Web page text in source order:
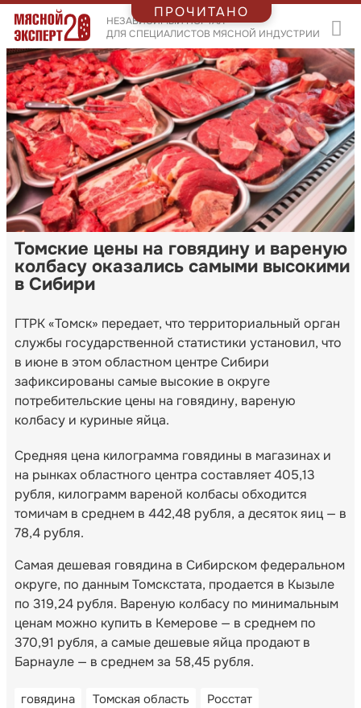
НЕЗАВИСИМЫЙ ПОРТАЛ
ДЛЯ СПЕЦИАЛИСТОВ МЯСНОЙ ИНДУСТРИИ
Томские цены на говядину и вареную
колбасу оказались самыми высокими
в Сибири
ГТРК «Томск» передает, что территориальный орган
службы государственной статистики установил, что
в июне в этом областном центре Сибири
зафиксированы самые высокие в округе
потребительские цены на говядину, вареную
колбасу и куриные яйца.
Средняя цена килограмма говядины в магазинах и
на рынках областного центра составляет 405,13
рубля, килограмм вареной колбасы обходится
томичам в среднем в 442,48 рубля, а десяток яиц — в
78,4 рубля.
Самая дешевая говядина в Сибирском федеральном
округе, по данным Томскстата, продается в Кызыле
по 319,24 рубля. Вареную колбасу по минимальным
ценам можно купить в Кемерове — в среднем по
370,91 рубля, а самые дешевые яйца продают в
Барнауле — в среднем за 58,45 рубля.
говядина Томская область
Росстат
ПРОЧИТАНО